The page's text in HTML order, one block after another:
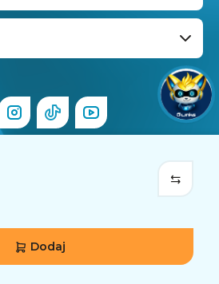
Dodaj
. Sva prava pridržana.